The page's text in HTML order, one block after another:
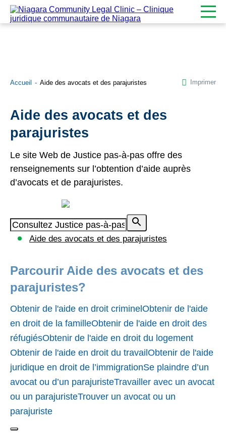
Accueil Aide des avocats et des parajuristes Imprimer
Aide des avocats et des
parajuristes
Le site Web de Justice pas-à-pas offre des
renseignements sur l’obtention d’aide auprès
d’avocats et de parajuristes.
Aide des avocats et des parajuristes
Parcourir Aide des avocats et des
parajuristes?
Obtenir de l'aide en droit criminel Obtenir de l'aide
en droit de la familleObtenir de l'aide en droit des
réfugiésObtenir de l'aide en droit du logement
Obtenir de l'aide en droit du travail Obtenir de l'aide
juridique en droit de l’immigrationSe plaindre d’un
avocat ou d’un parajuristeTravailler avec un avocat
ou un parajuristeTrouver un avocat ou un
parajuriste